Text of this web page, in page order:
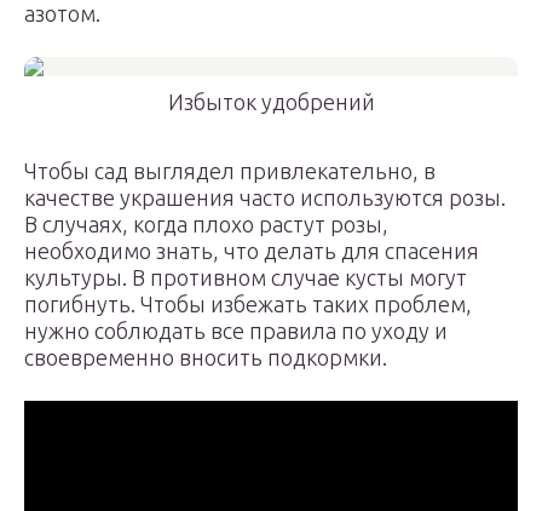
азотом.
Избыток удобрений
Чтобы сад выглядел привлекательно, в
качестве украшения часто используются розы.
В случаях, когда плохо растут розы,
необходимо знать, что делать для спасения
культуры. В противном случае кусты могут
погибнуть. Чтобы избежать таких проблем,
нужно соблюдать все правила по уходу и
своевременно вносить подкормки.